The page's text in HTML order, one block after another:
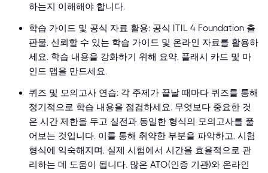
하는지 이해해야 합니다.
학습 가이드 및 공식 자료 활용: 공식 ITIL 4 Foundation 출
판물, 신뢰할 수 있는 학습 가이드 및 온라인 자료를 활용하
세요. 학습 내용을 강화하기 위해 요약, 플래시 카드 및 마
인드 맵을 만드세요.
퀴즈 및 모의고사 연습: 각 주제가 끝날 때마다 퀴즈를 통해
정기적으로 학습 내용을 점검하세요. 무엇보다 중요한 것
은 시간 제한을 두고 실전과 동일한 형식의 모의고사를 풀
어보는 것입니다. 이를 통해 취약한 부분을 파악하고, 시험
형식에 익숙해지며, 실제 시험에서 시간을 효율적으로 관
리하는 데 도움이 됩니다. 많은 ATO(인증 기관)와 온라인